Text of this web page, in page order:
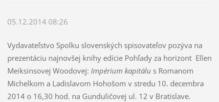
05.12.2014 08:26
Vydavateľstvo Spolku slovenských spisovateľov pozýva na
prezentáciu najnovšej knihy edície Pohľady za horizont Ellen
Meiksinsovej Woodovej: Impérium kapitálu s Romanom
Michelkom a Ladislavom Hohošom v stredu 10. decembra
2014 o 16,30 hod. na Gunduličovej ul. 12 v Bratislave.